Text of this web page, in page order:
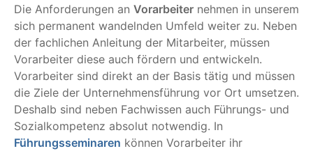
Die Anforderungen an Vorarbeiter nehmen in unserem
sich permanent wandelnden Umfeld weiter zu. Neben
der fachlichen Anleitung der Mitarbeiter, müssen
Vorarbeiter diese auch fördern und entwickeln.
Vorarbeiter sind direkt an der Basis tätig und müssen
die Ziele der Unternehmensführung vor Ort umsetzen.
Deshalb sind neben Fachwissen auch Führungs- und
Sozialkompetenz absolut notwendig. In
Führungsseminaren können Vorarbeiter ihr